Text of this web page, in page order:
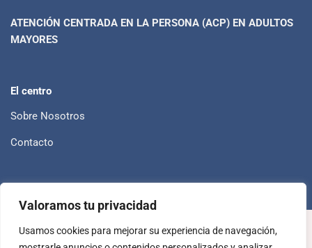
Valoramos tu privacidad
Usamos cookies para mejorar su experiencia de navegación,
ATENCIÓN CENTRADA EN LA PERSONA (ACP) EN ADULTOS
MAYORES
El centro
Sobre Nosotros
Contacto